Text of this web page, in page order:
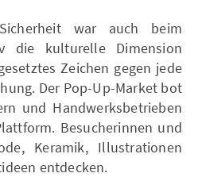
war auch beim
die kulturelle Dimension
Zeichen gegen jede
Der Pop-Up-Market bot
und Handwerksbetrieben
Besucherinnen und
Keramik, Illustrationen
entdecken.